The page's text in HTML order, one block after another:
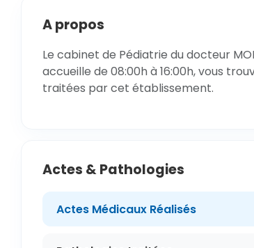
A propos
Le cabinet de Pédiatrie du docteur
accueille de 08:00h à 16:00h, vous
traitées par cet établissement.
Actes & Pathologies
Actes Médicaux Réalisés